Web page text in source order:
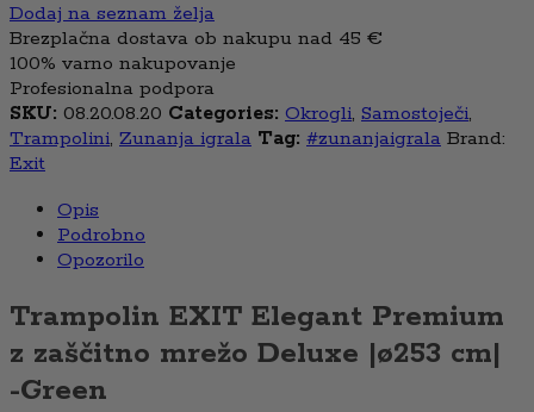
Dodaj na seznam želja
Brezplačna dostava ob nakupu nad 45 €
100% varno nakupovanje
Profesionalna podpora
SKU: 08.20.08.20 Categories: Okrogli, Samostoječi,
Trampolini, Zunanja igrala Tag: #zunanjaigrala Brand:
Exit
Opis
Podrobno
Opozorilo
Trampolin EXIT Elegant Premium
z zaščitno mrežo Deluxe |ø253 cm|
-Green